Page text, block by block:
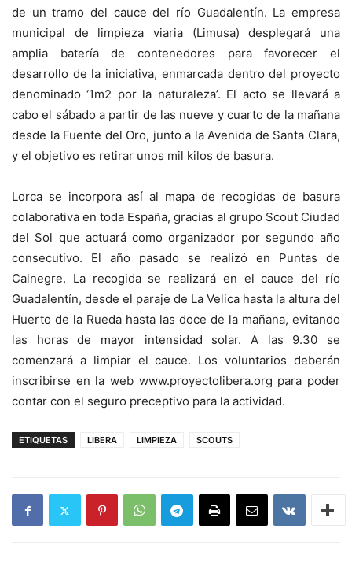
de un tramo del cauce del río Guadalentín. La empresa
municipal de limpieza viaria (Limusa) desplegará una
amplia batería de contenedores para favorecer el
desarrollo de la iniciativa, enmarcada dentro del proyecto
denominado ‘1m2 por la naturaleza’. El acto se llevará a
cabo el sábado a partir de las nueve y cuarto de la mañana
desde la Fuente del Oro, junto a la Avenida de Santa Clara,
y el objetivo es retirar unos mil kilos de basura.
Lorca se incorpora así al mapa de recogidas de basura
colaborativa en toda España, gracias al grupo Scout Ciudad
del Sol que actuará como organizador por segundo año
consecutivo. El año pasado se realizó en Puntas de
Calnegre. La recogida se realizará en el cauce del río
Guadalentín, desde el paraje de La Velica hasta la altura del
Huerto de la Rueda hasta las doce de la mañana, evitando
las horas de mayor intensidad solar. A las 9.30 se
comenzará a limpiar el cauce. Los voluntarios deberán
inscribirse en la web www.proyectolibera.org para poder
contar con el seguro preceptivo para la actividad.
ETIQUETAS LIBERA LIMPIEZA SCOUTS